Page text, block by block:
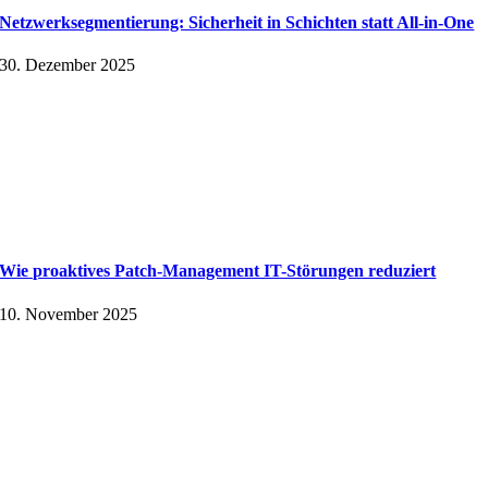
Netzwerksegmentierung: Sicherheit in Schichten statt All-in-One
30. Dezember 2025
Wie proaktives Patch-Management IT-Störungen reduziert
10. November 2025